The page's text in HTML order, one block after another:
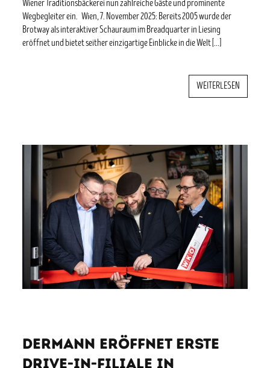
Wiener Traditionsbäckerei nun zahlreiche Gäste und prominente
Wegbegleiter ein. Wien, 7. November 2025: Bereits 2005 wurde der
Brotway als interaktiver Schauraum im Breadquarter in Liesing
eröffnet und bietet seither einzigartige Einblicke in die Welt […]
WEITERLESEN
DerMann eröffnet erste
Drive-in-Filiale in